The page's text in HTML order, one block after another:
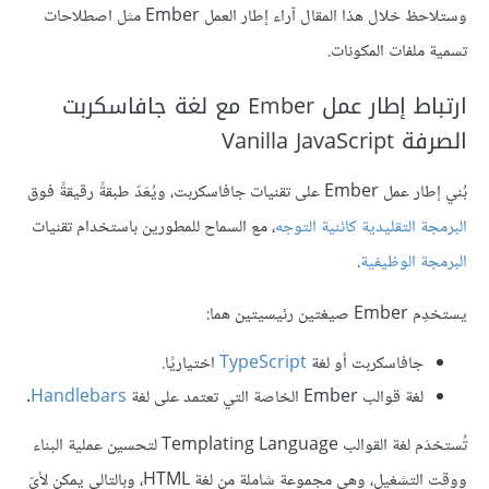
وستلاحظ خلال هذا المقال آراء إطار العمل Ember مثل اصطلاحات
تسمية ملفات المكونات.
ارتباط إطار عمل Ember مع لغة جافاسكربت
الصرفة Vanilla JavaScript
بُني إطار عمل Ember على تقنيات جافاسكربت، ويُعَدّ طبقةً رقيقةً فوق
البرمجة التقليدية كائنية التوجه، مع السماح للمطورين باستخدام تقنيات
البرمجة الوظيفية.
يستخدِم Ember صيغتين رئيسيتين هما:
جافاسكربت أو لغةTypeScriptاختياريًا.
لغة قوالب Ember الخاصة التي تعتمد على لغة
Handlebars
.
تُستخدَم لغة القوالب Templating Language لتحسين عملية البناء
ووقت التشغيل، وهي مجموعة شاملة من لغة HTML، وبالتالي يمكن لأيّ